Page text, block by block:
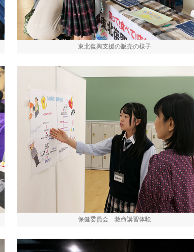
東北復興支援の販売の様子
保健委員会 救命講習体験